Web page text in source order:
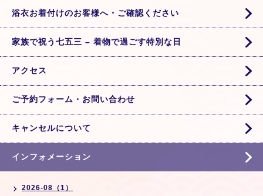
浴衣お着付けのお客様へ・ご確認ください
家族で祝う七五三 – 着物で過ごす特別な日
アクセス
ご予約フォーム・お問い合わせ
キャンセルについて
インフォメーション
2026-08（1）